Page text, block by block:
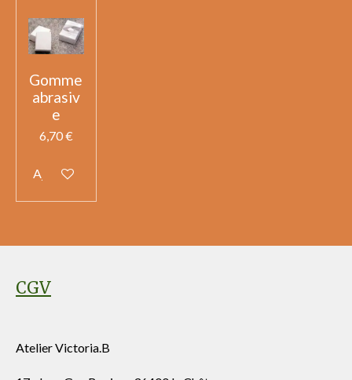
Gomme
abrasiv
e
6,70 €
Ajouter au panier
CGV
Atelier Victoria.B